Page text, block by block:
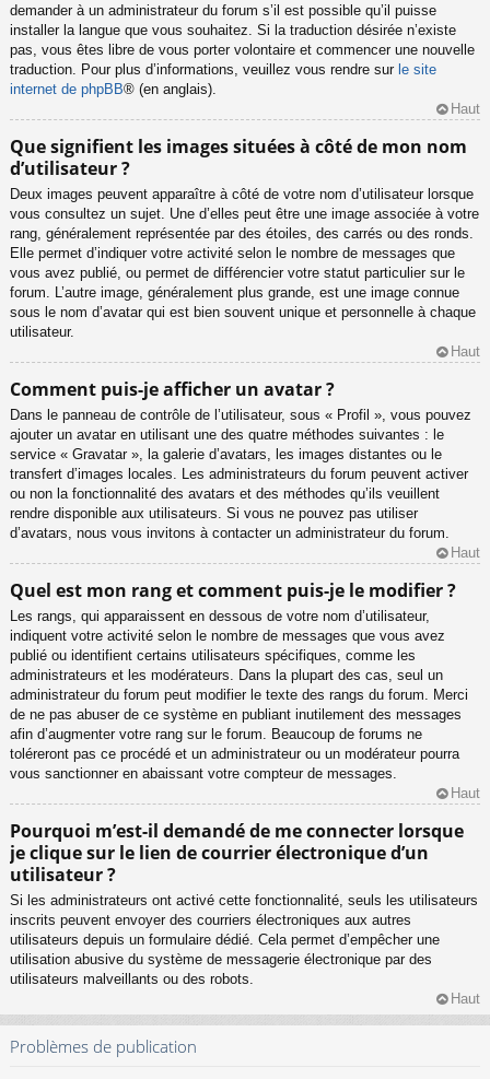
demander à un administrateur du forum s’il est possible qu’il puisse
installer la langue que vous souhaitez. Si la traduction désirée n’existe
pas, vous êtes libre de vous porter volontaire et commencer une nouvelle
traduction. Pour plus d’informations, veuillez vous rendre sur le site
internet de phpBB® (en anglais).
Haut
Que signifient les images situées à côté de mon nom
d’utilisateur ?
Deux images peuvent apparaître à côté de votre nom d’utilisateur lorsque
vous consultez un sujet. Une d’elles peut être une image associée à votre
rang, généralement représentée par des étoiles, des carrés ou des ronds.
Elle permet d’indiquer votre activité selon le nombre de messages que
vous avez publié, ou permet de différencier votre statut particulier sur le
forum. L’autre image, généralement plus grande, est une image connue
sous le nom d’avatar qui est bien souvent unique et personnelle à chaque
utilisateur.
Haut
Comment puis-je afficher un avatar ?
Dans le panneau de contrôle de l’utilisateur, sous « Profil », vous pouvez
ajouter un avatar en utilisant une des quatre méthodes suivantes : le
service « Gravatar », la galerie d’avatars, les images distantes ou le
transfert d’images locales. Les administrateurs du forum peuvent activer
ou non la fonctionnalité des avatars et des méthodes qu’ils veuillent
rendre disponible aux utilisateurs. Si vous ne pouvez pas utiliser
d’avatars, nous vous invitons à contacter un administrateur du forum.
Haut
Quel est mon rang et comment puis-je le modifier ?
Les rangs, qui apparaissent en dessous de votre nom d’utilisateur,
indiquent votre activité selon le nombre de messages que vous avez
publié ou identifient certains utilisateurs spécifiques, comme les
administrateurs et les modérateurs. Dans la plupart des cas, seul un
administrateur du forum peut modifier le texte des rangs du forum. Merci
de ne pas abuser de ce système en publiant inutilement des messages
afin d’augmenter votre rang sur le forum. Beaucoup de forums ne
toléreront pas ce procédé et un administrateur ou un modérateur pourra
vous sanctionner en abaissant votre compteur de messages.
Haut
Pourquoi m’est-il demandé de me connecter lorsque
je clique sur le lien de courrier électronique d’un
utilisateur ?
Si les administrateurs ont activé cette fonctionnalité, seuls les utilisateurs
inscrits peuvent envoyer des courriers électroniques aux autres
utilisateurs depuis un formulaire dédié. Cela permet d’empêcher une
utilisation abusive du système de messagerie électronique par des
utilisateurs malveillants ou des robots.
Haut
Problèmes de publication